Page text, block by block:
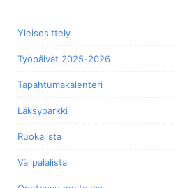
Yleisesittely
Työpäivät 2025-2026
Tapahtumakalenteri
Läksyparkki
Ruokalista
Välipalalista